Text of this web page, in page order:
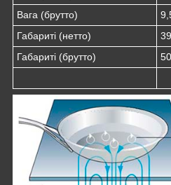
Вага (брутто)
Габариті (нетто)
Габариті (брутто)